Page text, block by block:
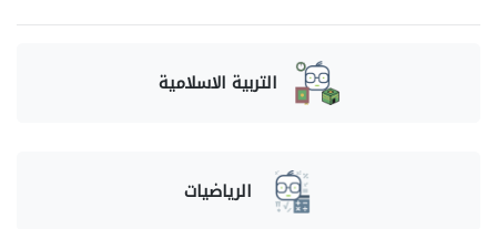
التربية الاسلامية
الرياضيات